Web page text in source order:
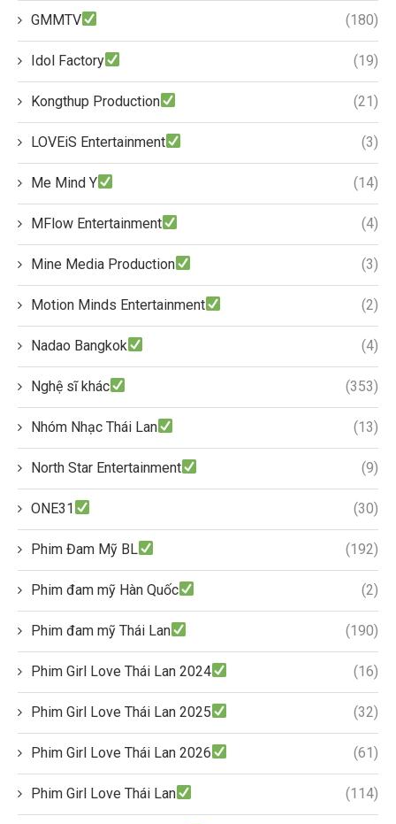
GMMTV (180)
Idol Factory (19)
Kongthup Production (21)
LOVEiS Entertainment (3)
Me Mind Y (14)
MFlow Entertainment (4)
Mine Media Production (3)
Motion Minds Entertainment (2)
Nadao Bangkok (4)
Nghệ sĩ khác (353)
Nhóm Nhạc Thái Lan (13)
North Star Entertainment (9)
ONE31 (30)
Phim Đam Mỹ BL (192)
Phim đam mỹ Hàn Quốc (2)
Phim đam mỹ Thái Lan (190)
Phim Girl Love Thái Lan 2024 (16)
Phim Girl Love Thái Lan 2025 (32)
Phim Girl Love Thái Lan 2026 (61)
Phim Girl Love Thái Lan (114)